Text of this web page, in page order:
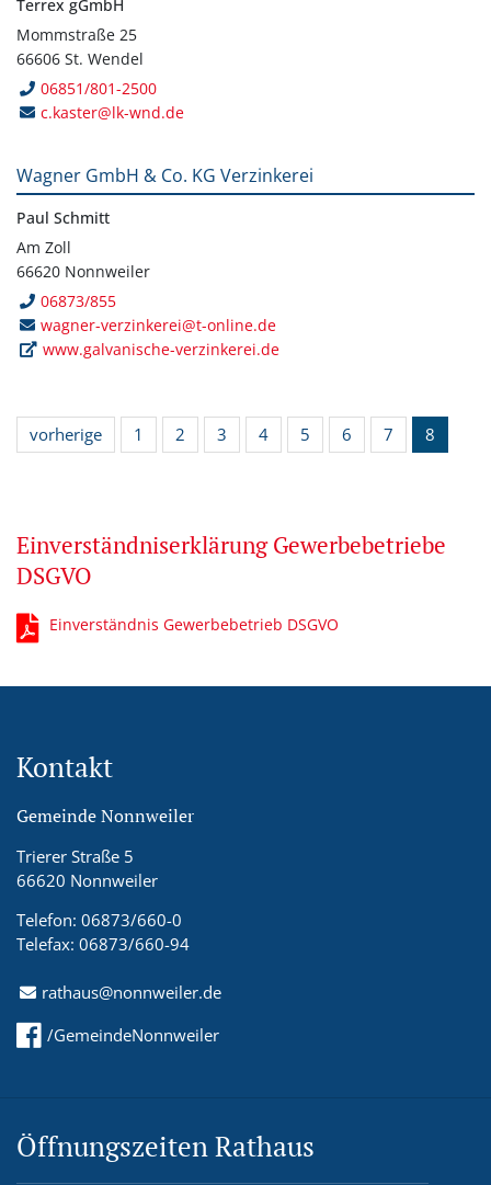
Terrex gGmbH
Mommstraße 25
66606 St. Wendel
06851/801-2500
c.kaster@lk-wnd.de
Wagner GmbH & Co. KG Verzinkerei
Paul Schmitt
Am Zoll
66620 Nonnweiler
06873/855
wagner-verzinkerei@t-online.de
www.galvanische-verzinkerei.de
vorherige 1 2 3 4 5 6 7 8
Einverständniserklärung Gewerbebetriebe
DSGVO
Einverständnis Gewerbebetrieb DSGVO
Kontakt
Gemeinde Nonnweiler
Trierer Straße 5
66620 Nonnweiler
Telefon: 06873/660-0
Telefax: 06873/660-94
rathaus@nonnweiler.de
/GemeindeNonnweiler
Öffnungszeiten Rathaus